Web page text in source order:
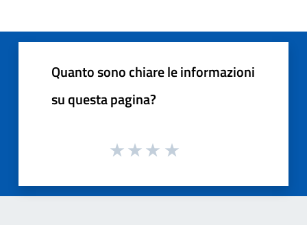
Quanto sono chiare le informazioni
su questa pagina?